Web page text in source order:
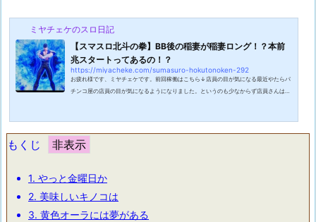
ミヤチェケのスロ日記
【スマスロ北斗の拳】BB後の稲妻が稲妻ロング！？本前
兆スタートってあるの！？
https://miyacheke.com/sumasuro-hokutonoken-292
お疲れ様です、ミヤチェケです。前回稼働はこちら↓店員の目が気になる最近やたらパ
チンコ屋の店員の目が気になるようになりました。というのも少なからず店員さんは打
りません。ワタクシの場合写真を撮ってるので余計に見られてる感を感じてしまうのか
もしれません。しかしこれはいけ...
もくじ
1. やっと金曜日か
2. 美味しいキノコは
3. 黄色オーラには夢がある